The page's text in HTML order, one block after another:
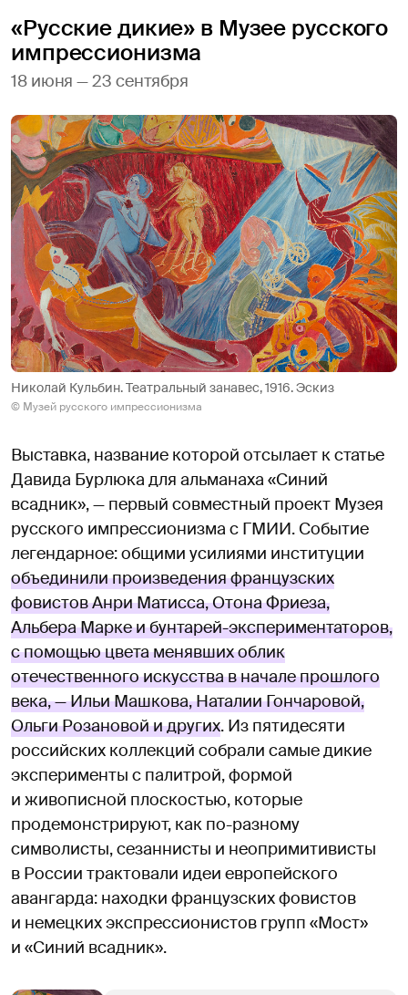
«Русские дикие» в Музее русского
импрессионизма
18 июня — 23 сентября
Николай Кульбин. Театральный занавес, 1916. Эскиз
© Музей русского импрессионизма
Выставка, название которой отсылает к статье
Давида Бурлюка для альманаха «Синий
всадник», — первый совместный проект Музея
русского импрессионизма с ГМИИ. Событие
легендарное: общими усилиями институции
объединили произведения французских
фовистов Анри Матисса, Отона Фриеза,
Альбера Марке и бунтарей-экспериментаторов,
с помощью цвета менявших облик
отечественного искусства в начале прошлого
века, — Ильи Машкова, Наталии Гончаровой,
Ольги Розановой и других. Из пятидесяти
российских коллекций собрали самые дикие
эксперименты с палитрой, формой
и живописной плоскостью, которые
продемонстрируют, как по-разному
символисты, сезаннисты и неопримитивисты
в России трактовали идеи европейского
авангарда: находки французских фовистов
и немецких экспрессионистов групп «Мост»
и «Синий всадник».